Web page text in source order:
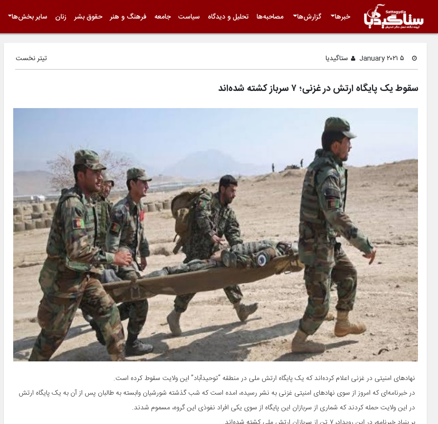
خبرها گزارش‌ها مصاحبه‌ها تحلیل و دیدگاه سیاست جامعه فرهنگ و هنر حقوق بشر زنان سایر بخش‌ها
ستاگیدیا تیتر نخست
سقوط یک پایگاه ارتش در غزنی؛ ۷ سرباز کشته شده‌اند
نهادهای امنیتی در غزنی اعلام کرده‌اند که یک پایگاه ارتش ملی در منطقه “توحیدآباد” این ولایت سقوط کرده است.
در خبرنامه‌ای که امروز از سوی نهادهای امنیتی غزنی به نشر رسیده، امده است که شب گذشته شورشیان وابسته به طالبان پس از آن به یک پایگاه ارتش
در این ولایت حمله کردند که شماری از سربازان این پایگاه از سوی یکی افراد نفوذی این گروه، مسموم شدند.